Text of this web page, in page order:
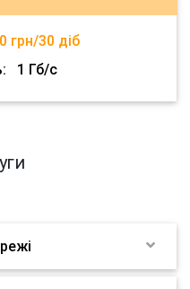
грн/30 діб
1 Гб/с